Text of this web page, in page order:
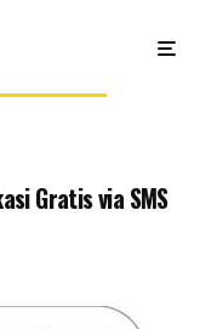
Gratis via SMS